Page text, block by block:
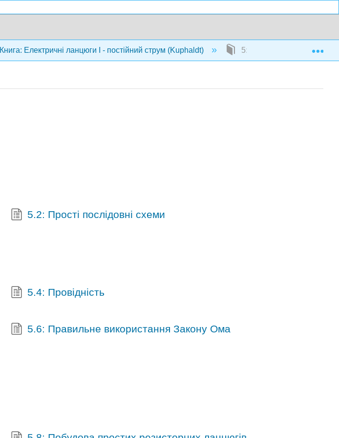
Книга: Електричні ланцюги I - постійний струм (Kuphaldt) 5: Серія та паралельні
5.2: Прості послідовні схеми
5.4: Провідність
5.6: Правильне використання Закону Ома